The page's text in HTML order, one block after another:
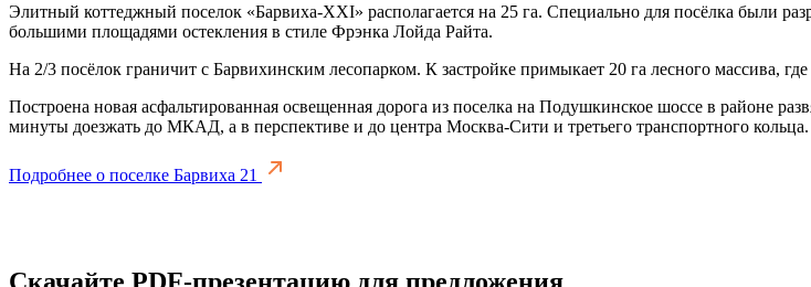
Элитный коттеджный поселок «Барвиха-XXI» располагается на 25 га. Специально для посёлка были
большими площадями остекления в стиле Фрэнка Лойда Райта.
На 2/3 посёлок граничит с Барвихинским лесопарком. К застройке примыкает 20 га лесного массива,
Построена новая асфальтированная освещенная дорога из поселка на Подушкинское шоссе в районе
минуты доезжать до МКАД, а в перспективе и до центра Москва-Сити и третьего транспортного кольца.
Подробнее о поселке Барвиха 21
Скачайте PDF-презентацию для предложения